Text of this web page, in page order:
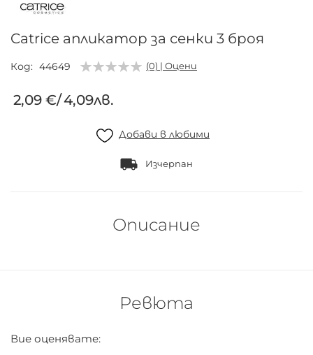
на
със
Catrice апликатор за сенки 3 броя
Код 44649 (0) | Оцени
2,09 €/4,09лв.
Добави в любими
Изчерпан
Описание
Ревюта
Вие оценявате: